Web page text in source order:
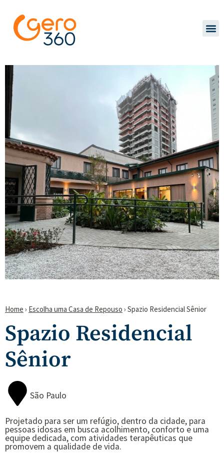
Home › Escolha uma Casa de Repouso › Spazio Residencial Sênior
Spazio Residencial
Sênior
São Paulo
Projetado para ser um refúgio, dentro da cidade, para
pessoas idosas em busca acolhimento, conforto e uma
equipe dedicada, com atividades terapêuticas que
promovem a qualidade de vida.